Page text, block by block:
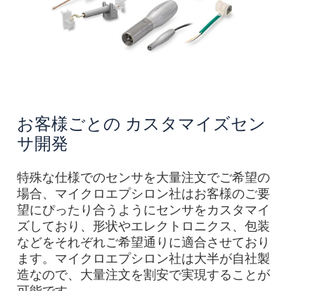
お客様ごとの カスタマイズセン
サ開発
特殊な仕様でのセンサを大量注文でご希望の
場合、マイクロエプシロン社はお客様のご要
望にぴったり合うようにセンサをカスタマイ
ズしており、形状やエレクトロニクス、包装
などをそれぞれご希望通りに適合させており
ます。マイクロエプシロン社は大半が自社製
造なので、大量注文を割安で実現することが